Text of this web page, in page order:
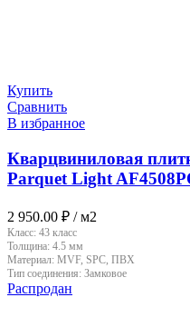
Купить
Сравнить
В избранное
Кварцвиниловая
Parquet Light
2 950.00 ₽ / м2
Класс: 43 класс
Толщина: 4.5 мм
Материал: MVF, SPC, ПВХ
Тип соединения: Замковое
Распродан